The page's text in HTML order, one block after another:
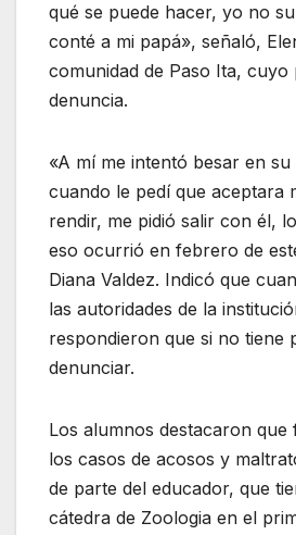
qué se puede hacer, yo no
conté a mi papá», señaló,
comunidad de Paso Ita, cuyo
denuncia.
«A mí me intentó besar en
cuando le pedí que aceptara
rendir, me pidió salir con él,
eso ocurrió en febrero de
Diana Valdez. Indicó que
las autoridades de la
respondieron que si no tiene
denunciar.
Los alumnos destacaron
los casos de acosos y
de parte del educador, que
cátedra de Zoologia en el